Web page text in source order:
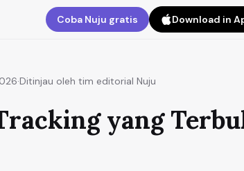
Coba Nuju gratis Download in
·Ditinjau oleh tim editorial Nuju
yang